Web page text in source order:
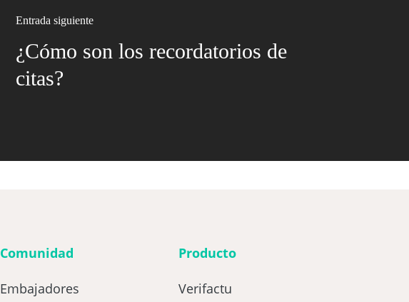
Entrada siguiente
¿Cómo son los recordatorios de
citas?
Comunidad
Embajadores
Producto
Verifactu